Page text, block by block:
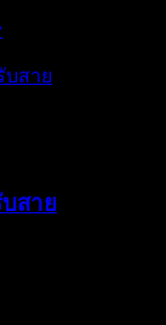
สาย